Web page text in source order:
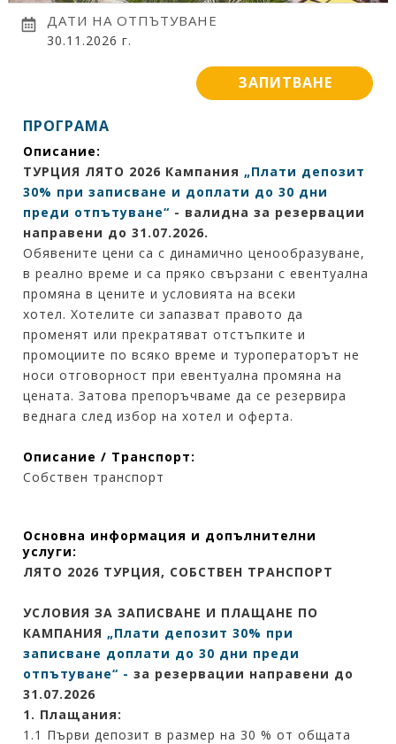
ДАТИ НА ОТПЪТУВАНЕ
30.11.2026 г.
ЗАПИТВАНЕ
ПРОГРАМА
Описание:
ТУРЦИЯ ЛЯТО 2026 Кампания„Плати депозит
30% при записване и доплати до 30 дни
преди отпътуване“ - валидна за резервации
направени до 31.07.2026.
Обявените цени са с динамично ценообразуване,
в реално време и са пряко свързани с евентуална
промяна в цените и условията на всеки
хотел. Хотелите си запазват правото да
променят или прекратяват отстъпките и
промоциите по всяко време и туроператорът не
носи отговорност при евентуална промяна на
цената. Затова препоръчваме да се резервира
веднага след избор на хотел и оферта.
Описание / Транспорт:
Собствен транспорт
Основна информация и допълнителни
услуги:
ЛЯТО 2026 ТУРЦИЯ, СОБСТВЕН ТРАНСПОРТ
УСЛОВИЯ ЗА ЗАПИСВАНЕ И ПЛАЩАНЕ ПО
КАМПАНИЯ „Плати депозит 30% при
записване доплати до 30 дни преди
отпътуване“ - за резервации направени до
31.07.2026
1. Плащания:
1.1 Първи депозит в размер на 30 % от общата